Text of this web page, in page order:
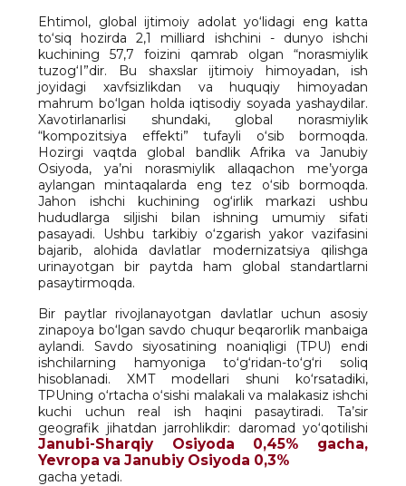
Ehtimol, global ijtimoiy adolat yo‘lidagi eng katta
to‘siq hozirda 2,1 milliard ishchini - dunyo ishchi
kuchining 57,7 foizini qamrab olgan “norasmiylik
tuzog‘I”dir. Bu shaxslar ijtimoiy himoyadan, ish
joyidagi xavfsizlikdan va huquqiy himoyadan
mahrum bo‘lgan holda iqtisodiy soyada yashaydilar.
Xavotirlanarlisi shundaki, global norasmiylik
“kompozitsiya effekti” tufayli o‘sib bormoqda.
Hozirgi vaqtda global bandlik Afrika va Janubiy
Osiyoda, ya’ni norasmiylik allaqachon me’yorga
aylangan mintaqalarda eng tez o‘sib bormoqda.
Jahon ishchi kuchining og‘irlik markazi ushbu
hududlarga siljishi bilan ishning umumiy sifati
pasayadi. Ushbu tarkibiy o‘zgarish yakor vazifasini
bajarib, alohida davlatlar modernizatsiya qilishga
urinayotgan bir paytda ham global standartlarni
pasaytirmoqda.
Bir paytlar rivojlanayotgan davlatlar uchun asosiy
zinapoya bo‘lgan savdo chuqur beqarorlik manbaiga
aylandi. Savdo siyosatining noaniqligi (TPU) endi
ishchilarning hamyoniga to‘g‘ridan-to‘g‘ri soliq
hisoblanadi. XMT modellari shuni ko‘rsatadiki,
TPUning o‘rtacha o‘sishi malakali va malakasiz ishchi
kuchi uchun real ish haqini pasaytiradi. Ta’sir
geografik jihatdan jarrohlikdir: daromad yo‘qotilishi
Janubi-Sharqiy Osiyoda 0,45% gacha,
Yevropa va Janubiy Osiyoda 0,3%
gacha yetadi.